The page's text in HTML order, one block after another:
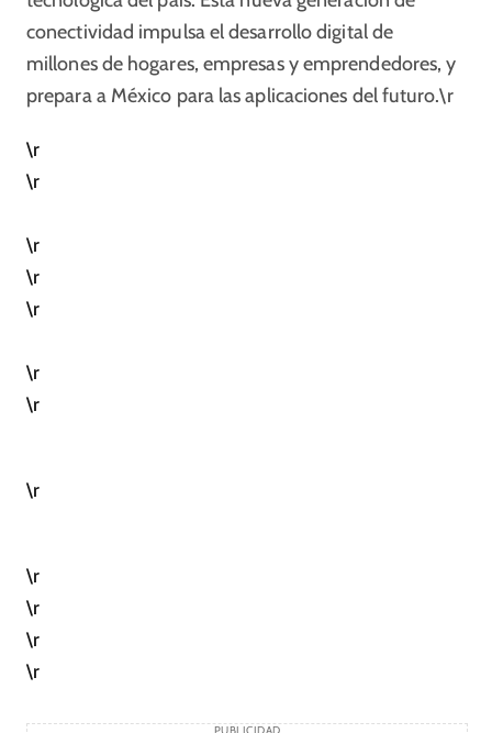
conectividad impulsa el desarrollo digital de
millones de hogares, empresas y emprendedores, y
prepara a México para las aplicaciones del futuro.\r
\r
\r
\r
\r
\r
\r
\r
\r
\r
\r
\r
\r